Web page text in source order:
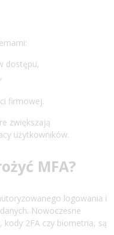
dostępu,
firmowej.
zwiększają
użytkowników.
MFA?
logowania i
Nowoczesne
2FA czy biometria, są